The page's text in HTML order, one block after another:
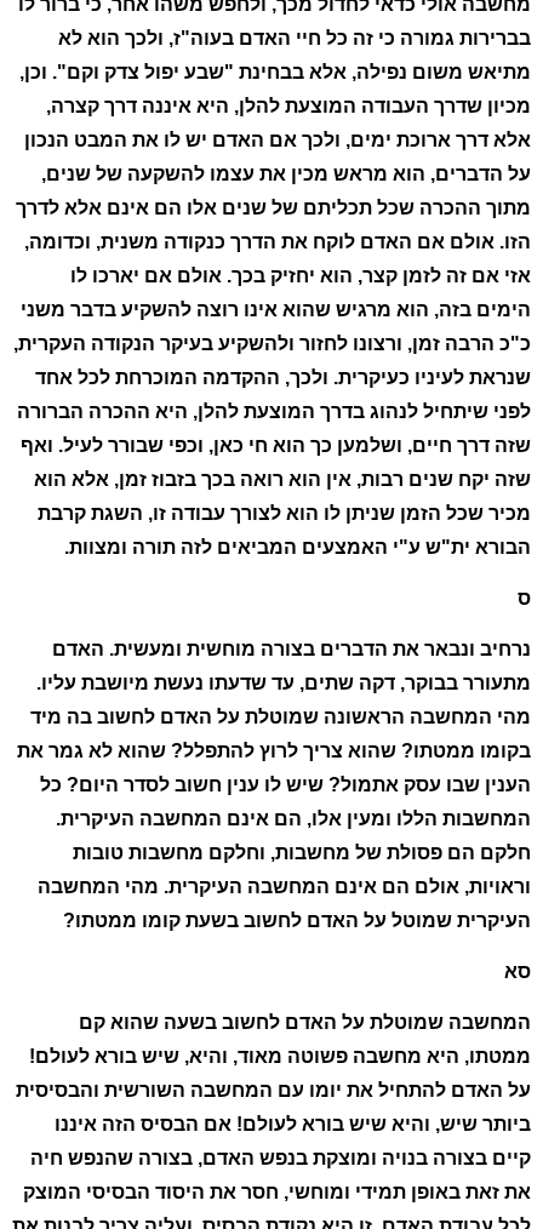
מחשבה אולי כדאי לחדול מכך, ולחפש משהו אחר, כי ברור לו
בברירות גמורה כי זה כל חיי האדם בעוה"ז, ולכך הוא לא
מתיאש משום נפילה, אלא בבחינת "שבע יפול צדק וקם". וכן,
מכיון שדרך העבודה המוצעת להלן, היא איננה דרך קצרה,
אלא דרך ארוכת ימים, ולכך אם האדם יש לו את המבט הנכון
על הדברים, הוא מראש מכין את עצמו להשקעה של שנים,
מתוך ההכרה שכל תכליתם של שנים אלו הם אינם אלא לדרך
הזו. אולם אם האדם לוקח את הדרך כנקודה משנית, וכדומה,
אזי אם זה לזמן קצר, הוא יחזיק בכך. אולם אם יארכו לו
הימים בזה, הוא מרגיש שהוא אינו רוצה להשקיע בדבר משני
כ"כ הרבה זמן, ורצונו לחזור ולהשקיע בעיקר הנקודה העקרית,
שנראת לעיניו כעיקרית. ולכך, ההקדמה המוכרחת לכל אחד
לפני שיתחיל לנהוג בדרך המוצעת להלן, היא ההכרה הברורה
שזה דרך חיים, ושלמען כך הוא חי כאן, וכפי שבורר לעיל. ואף
שזה יקח שנים רבות, אין הוא רואה בכך בזבוז זמן, אלא הוא
מכיר שכל הזמן שניתן לו הוא לצורך עבודה זו, השגת קרבת
הבורא ית"ש ע"י האמצעים המביאים לזה תורה ומצוות.
ס
נרחיב ונבאר את הדברים בצורה מוחשית ומעשית. האדם
מתעורר בבוקר, דקה שתים, עד שדעתו נעשת מיושבת עליו.
מהי המחשבה הראשונה שמוטלת על האדם לחשוב בה מיד
בקומו ממטתו? שהוא צריך לרוץ להתפלל? שהוא לא גמר את
הענין שבו עסק אתמול? שיש לו ענין חשוב לסדר היום? כל
המחשבות הללו ומעין אלו, הם אינם המחשבה העיקרית.
חלקם הם פסולת של מחשבות, וחלקם מחשבות טובות
וראויות, אולם הם אינם המחשבה העיקרית. מהי המחשבה
העיקרית שמוטל על האדם לחשוב בשעת קומו ממטתו?
סא
המחשבה שמוטלת על האדם לחשוב בשעה שהוא קם
ממטתו, היא מחשבה פשוטה מאוד, והיא, שיש בורא לעולם!
על האדם להתחיל את יומו עם המחשבה השורשית והבסיסית
ביותר שיש, והיא שיש בורא לעולם! אם הבסיס הזה איננו
קיים בצורה בנויה ומוצקת בנפש האדם, בצורה שהנפש חיה
את זאת באופן תמידי ומוחשי, חסר את היסוד הבסיסי המוצק